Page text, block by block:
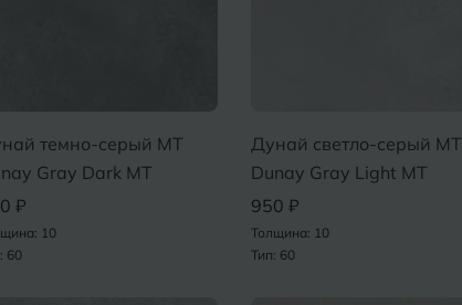
темно-серый MT
Gray Dark MT
₽
10
60
Дунай светло-серый MT
Dunay Gray Light MT
950 ₽
Толщина: 10
Тип: 60